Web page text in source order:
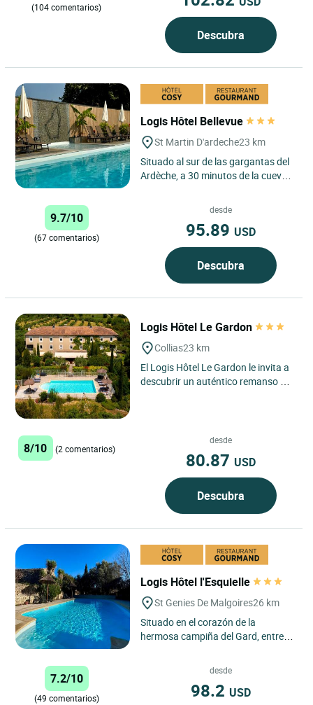
(104 comentarios)
Descubra
Logis Hôtel Bellevue
St Martin D'ardeche23 km
Situado al sur de las gargantas del
Ardèche, a 30 minutos de la cueva
Orgnac y de los pueblos...
9.7/10
(67 comentarios)
desde
95.89 USD
Descubra
Logis Hôtel Le Gardon
Collias23 km
El Logis Hôtel Le Gardon le invita a
descubrir un auténtico remanso de
8/10 (2 comentarios)
desde
80.87 USD
Descubra
Logis Hôtel l'Esquielle
St Genies De Malgoires26 km
Situado en el corazón de la
hermosa campiña del Gard, entre
L'Esquielle en Saint-Geniès-de-
7.2/10
(49 comentarios)
desde
98.2 USD